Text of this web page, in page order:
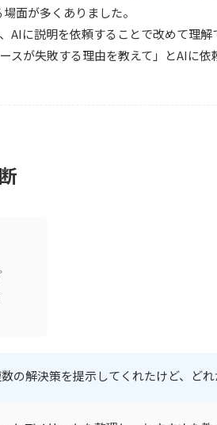
面が多くありました。
AIに説明を依頼することで改めて理
スが失敗する理由を教えて」とAIに
の解決策を提示してくれたけど、ど